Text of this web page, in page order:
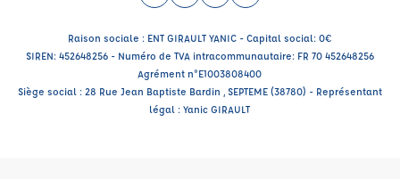
Facebook (nouvelle fenêtre)
Instagram (nouvelle fenêtre)
LinkedIn (nouvelle fenêtre)
YouTube (nouvelle
Raison sociale : ENT GIRAULT YANIC - Capital social: 0€
SIREN: 452648256 - Numéro de TVA intracommunautaire: FR 70 452648256
Agrément n°E1003808400
Siège social : 28 Rue Jean Baptiste Bardin , SEPTEME (38780) - Représentant
légal : Yanic GIRAULT